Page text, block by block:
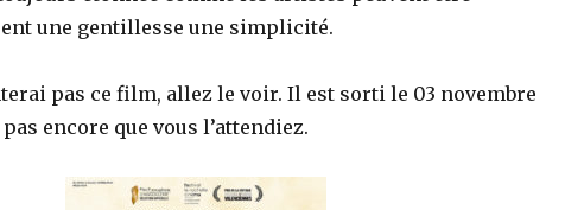
une gentillesse une simplicité.
pas ce film, allez le voir. Il est sorti le 03 novembre
encore que vous l’attendiez.